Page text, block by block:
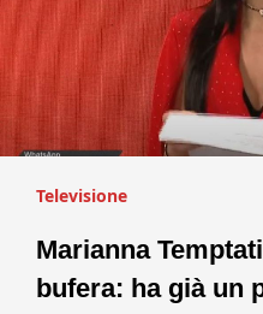
Televisione
Marianna
bufera: ha già un